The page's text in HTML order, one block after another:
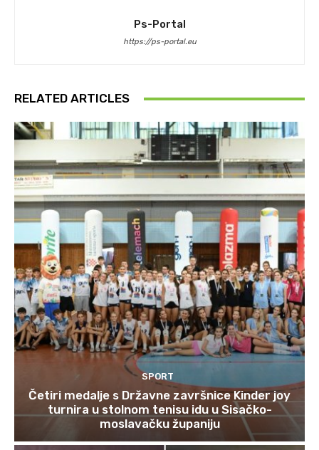
Ps-Portal
https://ps-portal.eu
RELATED ARTICLES
SPORT
Četiri medalje s Državne završnice Kinder joy
turnira u stolnom tenisu idu u Sisačko-
moslavačku županiju